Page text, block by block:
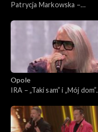
Patrycja Markowska –
62. KFPP: Koncert
„SuperJedynki”
Opole
IRA – „Taki sam” i „Mój dom”.
„SuperJedynki”